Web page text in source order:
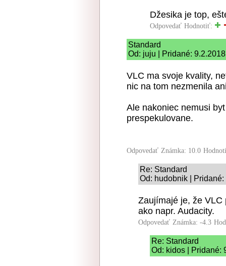
Džesika je top,
Odpovedať Hodnotiť:
Standard
Od: juju | Pridané:
VLC ma svoje kvality,
nic na tom nezmenila
Ale nakoniec nemusi
prespekulovane.
Odpovedať Známka: 10.0
Re: Standard
Od: hudobnik |
Zaujímajé je, že VLC
ako napr. Audacity.
Odpovedať Známka: -4.3
Re: Standard
Od: kidos | Pridané: